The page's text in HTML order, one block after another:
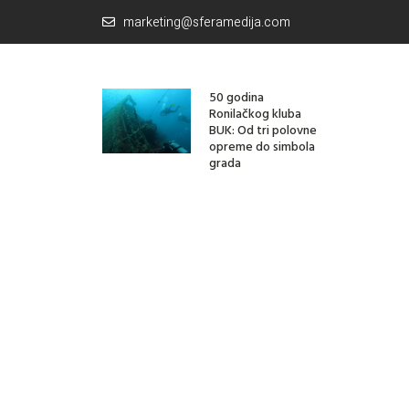
marketing@sferamedija.com
50 godina
Ronilačkog kluba
BUK: Od tri polovne
opreme do simbola
grada